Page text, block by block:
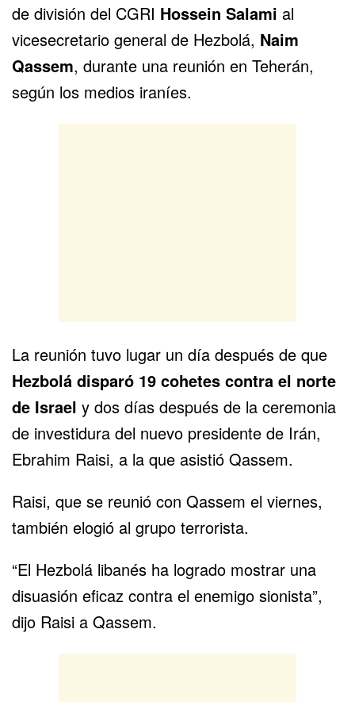
de división del CGRI Hossein Salami al
vicesecretario general de Hezbolá, Naim
Qassem, durante una reunión en Teherán,
según los medios iraníes.
La reunión tuvo lugar un día después de que
Hezbolá disparó 19 cohetes contra el norte
de Israel y dos días después de la ceremonia
de investidura del nuevo presidente de Irán,
Ebrahim Raisi, a la que asistió Qassem.
Raisi, que se reunió con Qassem el viernes,
también elogió al grupo terrorista.
“El Hezbolá libanés ha logrado mostrar una
disuasión eficaz contra el enemigo sionista”,
dijo Raisi a Qassem.